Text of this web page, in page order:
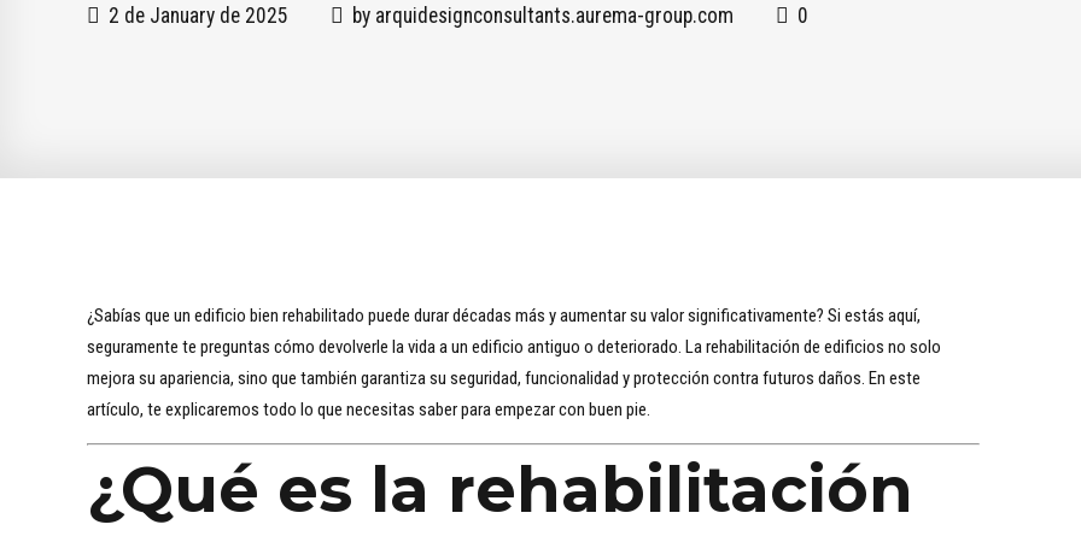
2 de January de 2025 by arquidesignconsultants.aurema-group.com 0
¿Sabías que un edificio bien rehabilitado puede durar décadas más y aumentar su valor significativamente? Si estás aquí,
seguramente te preguntas cómo devolverle la vida a un edificio antiguo o deteriorado. La rehabilitación de edificios no solo
mejora su apariencia, sino que también garantiza su seguridad, funcionalidad y protección contra futuros daños. En este
artículo, te explicaremos todo lo que necesitas saber para empezar con buen pie.
¿Qué es la rehabilitación